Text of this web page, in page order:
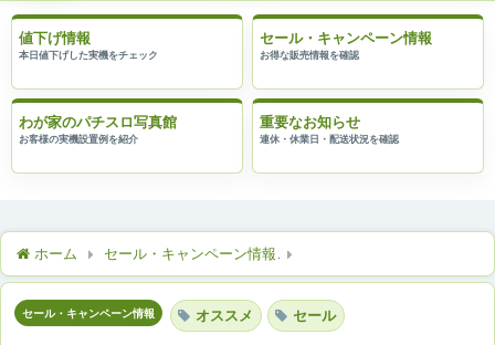
値下げ情報 セール・キャンペーン情報
わが家のパチスロ写真館 重要なお知らせ
ホーム セール・キャンペーン情報
セール・キャンペーン情報 オススメ セール